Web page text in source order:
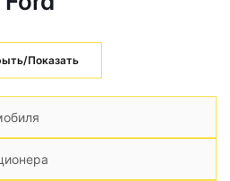
Показать